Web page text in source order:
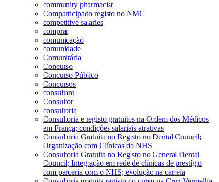
community pharmacist
Comparticipado registo no NMC
competitive salaries
comprar
comunicação
comunidade
Comunitária
Concurso
Concurso Público
Concursos
consultant
Consultor
consultoria
Consultoria e registo gratuitos na Ordem dos Médicos
em França; condições salariais atrativas
Consultoria Gratuita no Registo no Dental Council;
Organização com Clínicas do NHS
Consultoria Gratuita no Registo no General Dental
Council; Integração em rede de clínicas de prestígio
com parceria com o NHS; evolução na carreia